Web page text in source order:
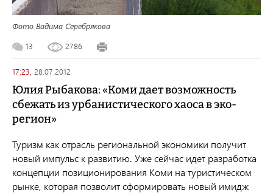
Фото Вадима Серебрякова
13
2786
17:23, 28.07.2012
Юлия Рыбакова: «Коми дает возможность
сбежать из урбанистического хаоса в эко-
регион»
Туризм как отрасль региональной экономики получит
новый импульс к развитию. Уже сейчас идет разработка
концепции позиционирования Коми на туристическом
рынке, которая позволит сформировать новый имидж